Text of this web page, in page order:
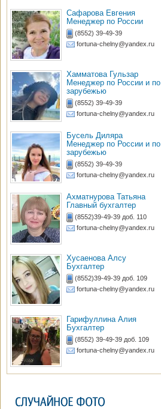
Сафарова Евгения
Менеджер по России
(8552) 39-49-39
fortuna-chelny@yandex.ru
Хамматова Гульзар
Менеджер по России и по
зарубежью
(8552) 39-49-39
fortuna-chelny@yandex.ru
Бусель Диляра
Менеджер по России и по
зарубежью
(8552) 39-49-39
fortuna-chelny@yandex.ru
Ахматнурова Татьяна
Главный бухгалтер
(8552)39-49-39 доб. 110
fortuna-chelny@yandex.ru
Хусаенова Алсу
Бухгалтер
(8552)39-49-39 доб. 109
fortuna-chelny@yandex.ru
Гарифуллина Алия
Бухгалтер
(8552) 39-49-39 доб. 109
fortuna-chelny@yandex.ru